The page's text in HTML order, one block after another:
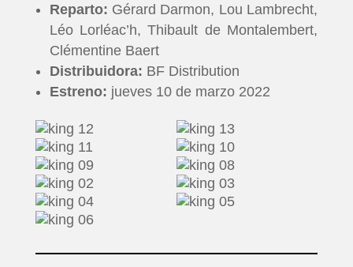
Reparto: Gérard Darmon, Lou Lambrecht,
Léo Lorléac’h, Thibault de Montalembert,
Clémentine Baert
Distribuidora: BF Distribution
Estreno: jueves 10 de marzo 2022